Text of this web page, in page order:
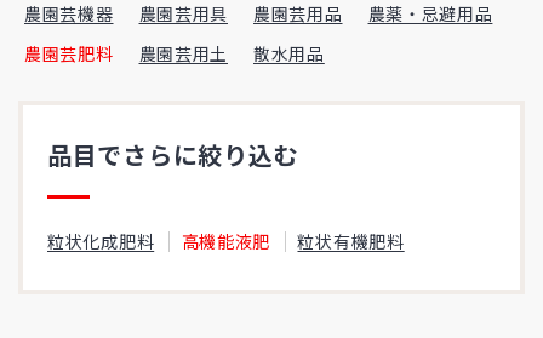
農園芸機器
農園芸用具 農園芸用品
農薬・忌避用品
農園芸肥料
農園芸用土 散水用品
品目でさらに絞り込む
粒状化成肥料 高機能液肥 粒状有機肥料